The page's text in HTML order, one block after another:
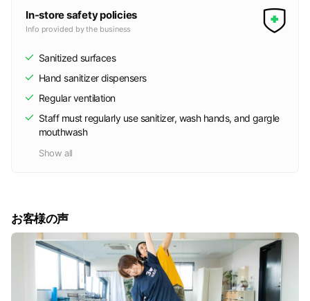
In-store safety policies
Info provided by the business
Sanitized surfaces
Hand sanitizer dispensers
Regular ventilation
Staff must regularly use sanitizer, wash hands, and gargle
mouthwash
Show all
お客様の声